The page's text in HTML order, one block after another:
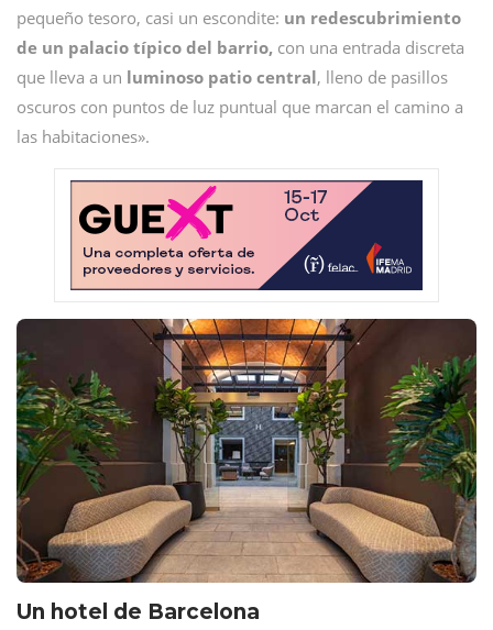
pequeño tesoro, casi un escondite: un redescubrimiento
de un palacio típico del barrio, con una entrada discreta
que lleva a un luminoso patio central, lleno de pasillos
oscuros con puntos de luz puntual que marcan el camino a
las habitaciones».
Un hotel de Barcelona